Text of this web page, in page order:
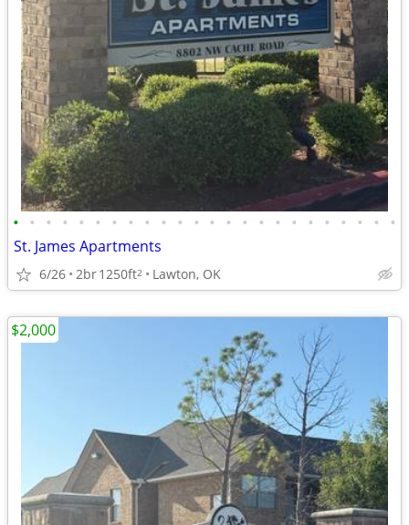
• • • • • • • • • • • • • • • • • • • • • • • •
St. James Apartments
6/26 2br1250ft2 Lawton, OK
$2,000